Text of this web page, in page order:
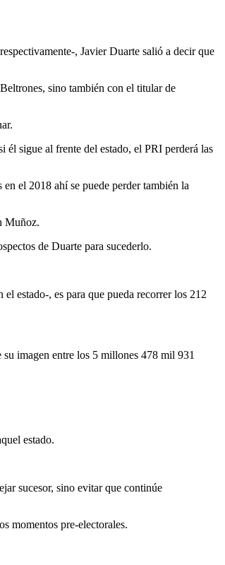
, Javier Duarte salió a decir que
sino también con el titular de
sigue al frente del estado, el PRI perderá las
el 2018 ahí se puede perder también la
Muñoz.
de Duarte para sucederlo.
estado-, es para que pueda recorrer los 212
imagen entre los 5 millones 478 mil 931
estado.
sucesor, sino evitar que continúe
momentos pre-electorales.